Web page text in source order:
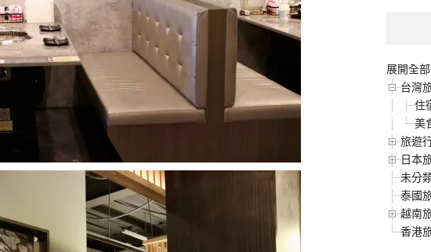
展開全部
台灣
住
美
旅遊
日本
未分
泰國
越南
香港